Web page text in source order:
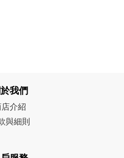
我們
介紹
與細則